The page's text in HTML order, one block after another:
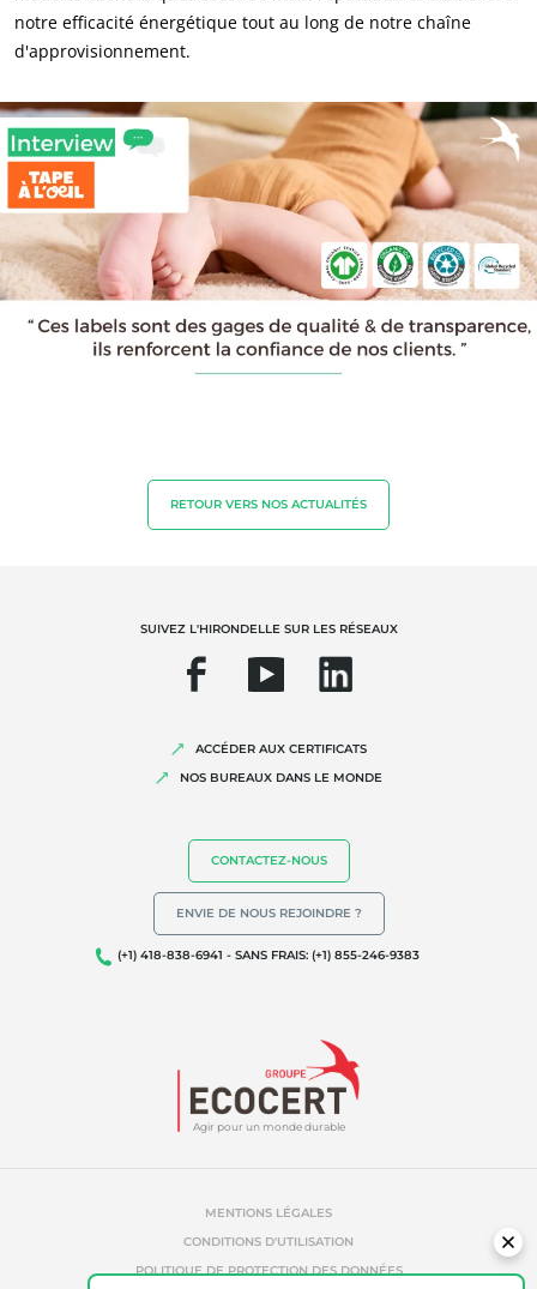
Qualité et securité alimentaire
notre efficacité énergétique tout au long de notre chaîne
d'approvisionnement.
RETOUR VERS NOS ACTUALITÉS
Agir pour un monde durable
SUIVEZ L'HIRONDELLE SUR LES RÉSEAUX
ACCÉDER AUX CERTIFICATS
NOS BUREAUX DANS LE MONDE
CONTACTEZ-NOUS
ENVIE DE NOUS REJOINDRE ?
(+1) 418-838-6941 - SANS FRAIS: (+1) 855-246-9383
MENTIONS LÉGALES
CONDITIONS D'UTILISATION
POLITIQUE DE PROTECTION DES DONNÉES